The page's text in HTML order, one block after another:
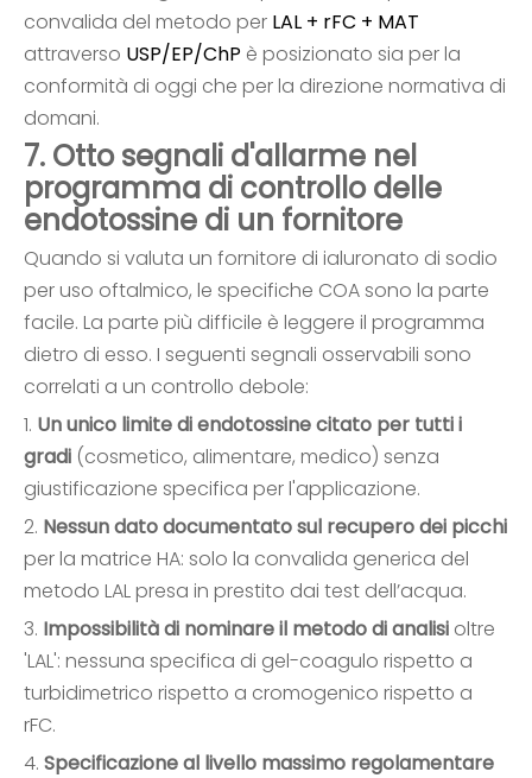
convalida del metodo per LAL + rFC + MAT
attraverso USP/EP/ChP è posizionato sia per la
conformità di oggi che per la direzione normativa di
domani.
7. Otto segnali d'allarme nel
programma di controllo delle
endotossine di un fornitore
Quando si valuta un fornitore di ialuronato di sodio
per uso oftalmico, le specifiche COA sono la parte
facile. La parte più difficile è leggere il programma
dietro di esso. I seguenti segnali osservabili sono
correlati a un controllo debole:
1. Un unico limite di endotossine citato per tutti i
gradi (cosmetico, alimentare, medico) senza
giustificazione specifica per l'applicazione.
2. Nessun dato documentato sul recupero dei picchi
per la matrice HA: solo la convalida generica del
metodo LAL presa in prestito dai test dell’acqua.
3. Impossibilità di nominare il metodo di analisi oltre
'LAL': nessuna specifica di gel-coagulo rispetto a
turbidimetrico rispetto a cromogenico rispetto a
rFC.
4. Specificazione al livello massimo regolamentare